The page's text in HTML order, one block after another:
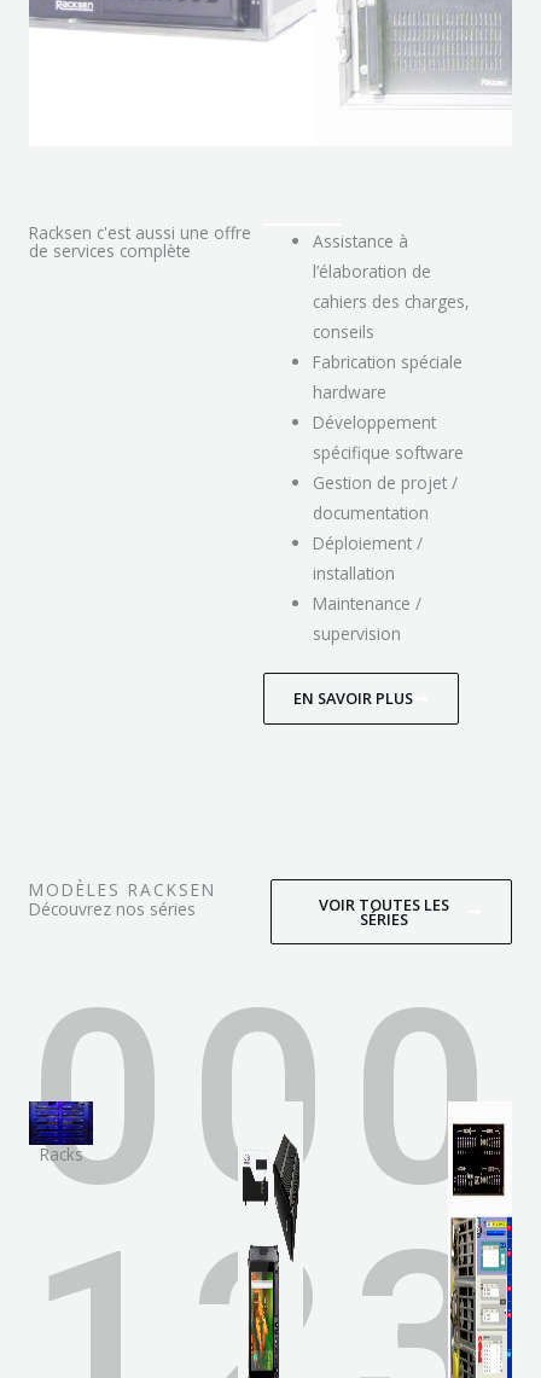
Racksen c'est aussi une offre
de services complète
Assistance à
l’élaboration de
cahiers des charges,
conseils
Fabrication spéciale
hardware
Développement
spécifique software
Gestion de projet /
documentation
Déploiement /
installation
Maintenance /
supervision
EN SAVOIR PLUS
MODÈLES RACKSEN
Découvrez nos séries
VOIR TOUTES LES
SÉRIES
0
Racks 00